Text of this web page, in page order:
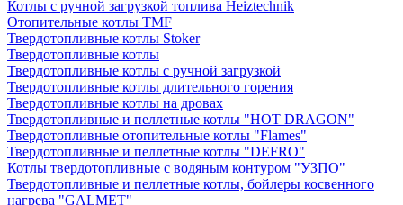
Котлы с ручной загрузкой топлива Heiztechnik
Отопительные котлы TMF
Твердотопливные котлы Stoker
Твердотопливные котлы
Твердотопливные котлы с ручной загрузкой
Твердотопливные котлы длительного горения
Твердотопливные котлы на дровах
Твердотопливные и пеллетные котлы "HOT DRAGON"
Твердотопливные отопительные котлы "Flames"
Твердотопливные и пеллетные котлы "DEFRO"
Котлы твердотопливные с водяным контуром "УЗПО"
Твердотопливные и пеллетные котлы, бойлеры косвенного
нагрева "GALMET"